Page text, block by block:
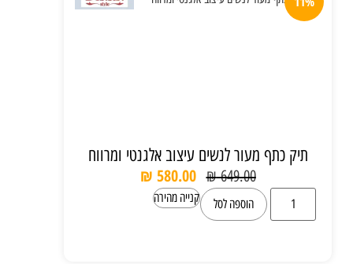
תיק כתף מעור לנשים עיצוב אלגנטי ומרווח
₪649.00
₪ 580.00
הוספה לסל קנייה מהירה